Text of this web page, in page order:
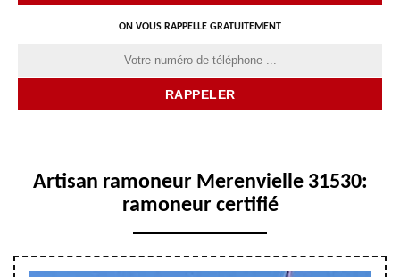
ON VOUS RAPPELLE GRATUITEMENT
Artisan ramoneur Merenvielle 31530:
ramoneur certifié